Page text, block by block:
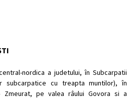
nordica a judetului, în Subcarpatii
subcarpatice cu treapta muntilor), în
Zmeurat, pe valea râului Govora si a